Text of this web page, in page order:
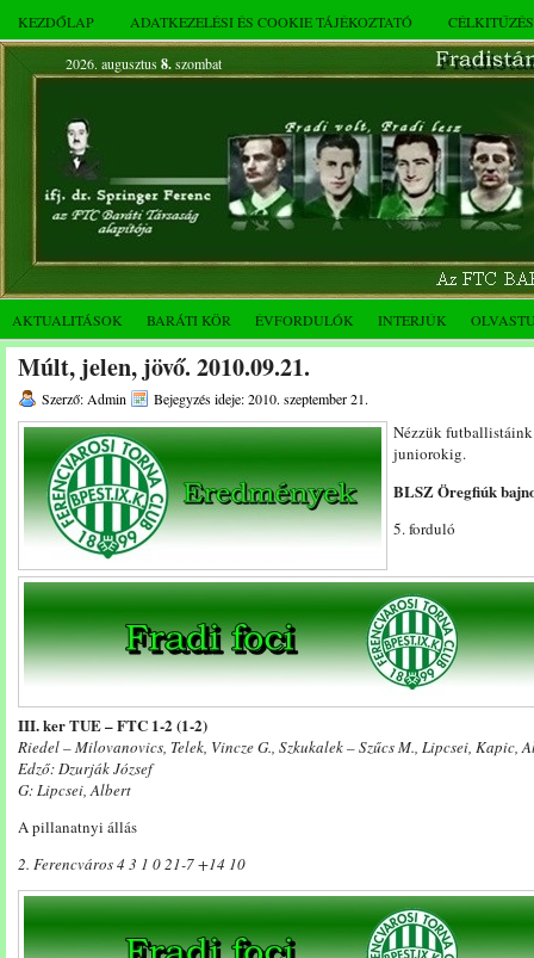
KEZDŐLAP ADATKEZELÉSI ÉS COOKIE TÁJÉKOZTATÓ
2026. augusztus 8.szombat
AKTUALITÁSOK BARÁTI KÖR ÉVFORDULÓK INTERJÚK
Múlt, jelen, jövő. 2010.09.21.
Szerző: Admin Bejegyzés ideje: 2010. szeptember 21.
Nézzük
juniorokig.
BLSZ Öregfiúk
5. forduló
III. ker TUE – FTC 1-2 (1-2)
Riedel – Milovanovics, Telek, Vincze G., Szkukalek – Szűcs M., Lipcsei, Kapic,
Edző: Dzurják József
G: Lipcsei, Albert
A pillanatnyi állás
2. Ferencváros 4 3 1 0 21-7 +14 10